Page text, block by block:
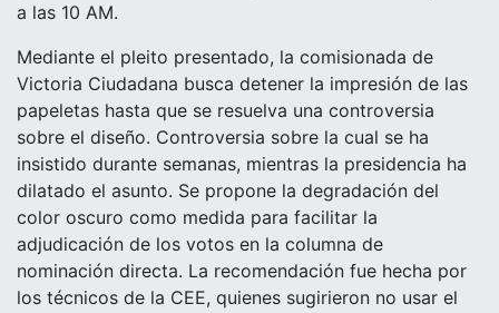
a las 10 AM.
Mediante el pleito presentado, la comisionada de
Victoria Ciudadana busca detener la impresión de las
papeletas hasta que se resuelva una controversia
sobre el diseño. Controversia sobre la cual se ha
insistido durante semanas, mientras la presidencia ha
dilatado el asunto. Se propone la degradación del
color oscuro como medida para facilitar la
adjudicación de los votos en la columna de
nominación directa. La recomendación fue hecha por
los técnicos de la CEE, quienes sugirieron no usar el